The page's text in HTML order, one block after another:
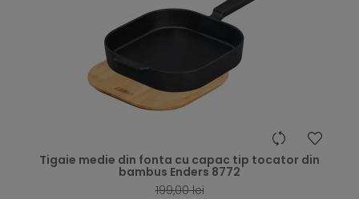
Tigaie medie din fonta cu capac tip tocator din
bambus Enders 8772
199,00 lei